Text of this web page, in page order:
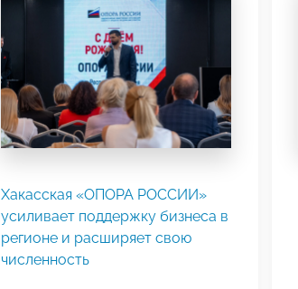
Хакасская «ОПОРА РОССИИ»
усиливает поддержку бизнеса в
регионе и расширяет свою
численность